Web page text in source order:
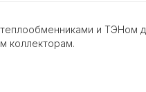
и ТЭНом
коллекторам.